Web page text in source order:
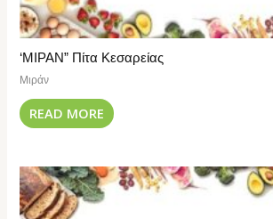
‘ΜΙΡΑΝ” Πίτα Κεσαρείας
Μιράν
READ MORE